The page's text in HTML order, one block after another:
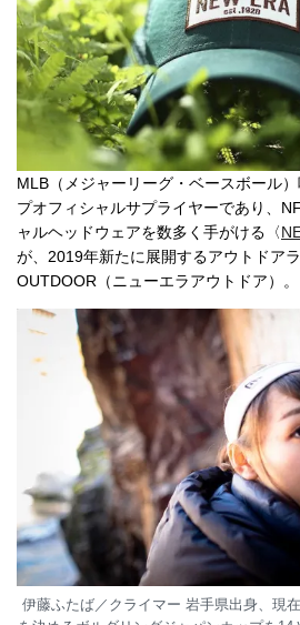
MLB（メジャーリーグ・ベースボール
プオフィシャルサプライヤーであり、
ャルヘッドウェアを数多く手がける〈
が、2019年新たに展開するアウトドア
OUTDOOR（ニューエラアウトドア）。
伊藤ふたば／クライマー 岩手県出身、現